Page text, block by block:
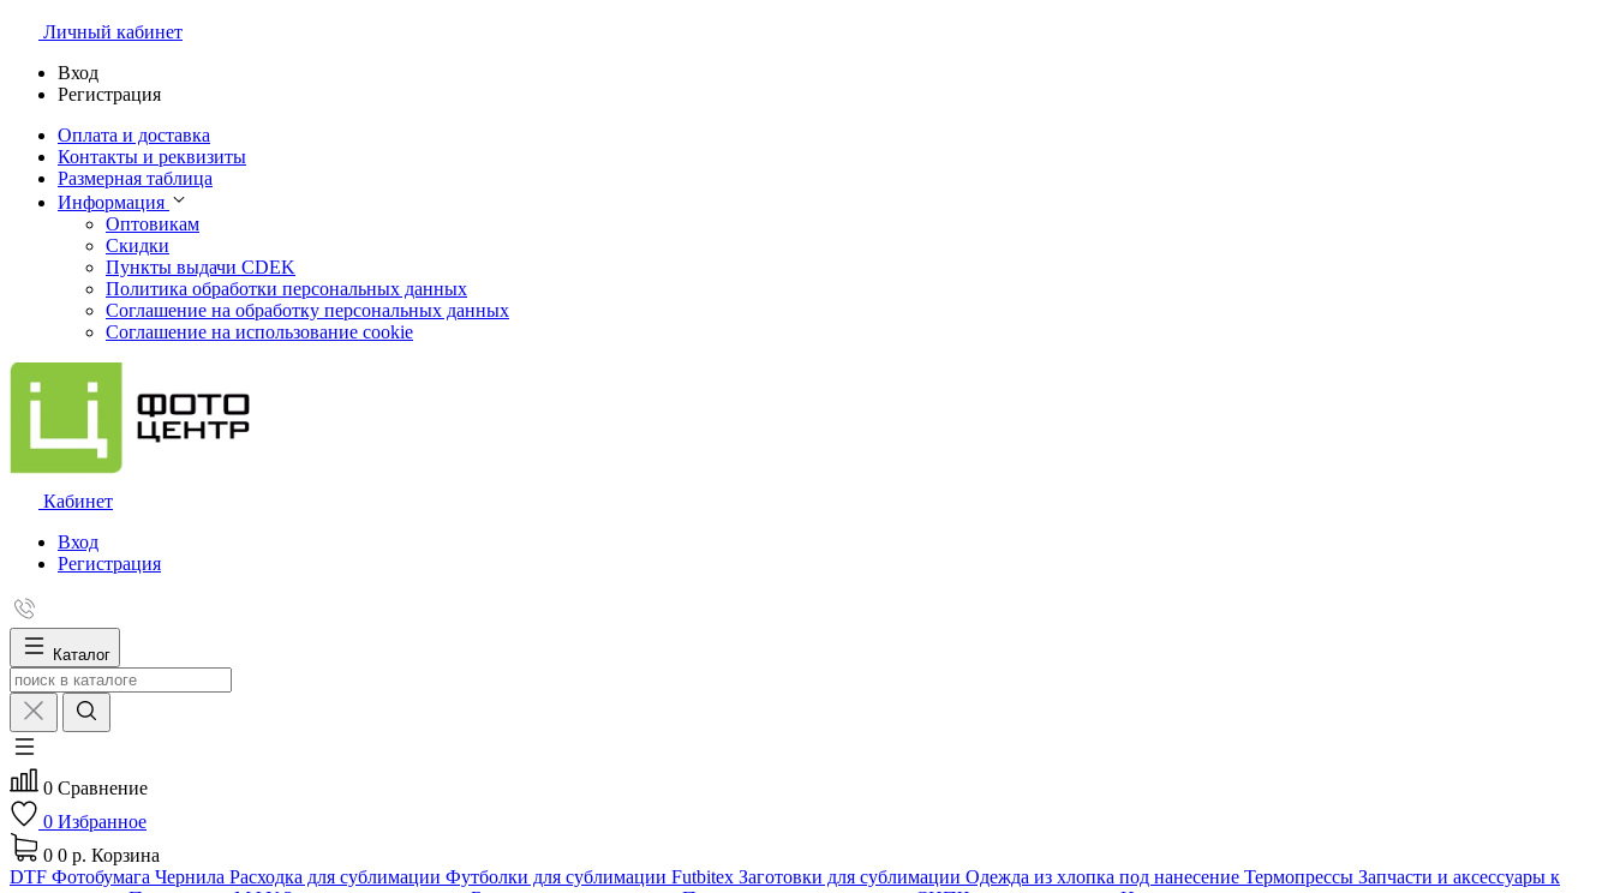
Личный кабинет
Вход
Регистрация
Оплата и доставка
Контакты и реквизиты
Размерная таблица
Информация
Оптовикам
Скидки
Пункты выдачи CDEK
Политика обработки персональных данных
Соглашение на обработку персональных данных
Соглашение на использование cookie
Кабинет
Вход
Регистрация
Каталог
0 Сравнение
0 Избранное
0 0 р. Корзина
DTF Фотобумага Чернила Расходка для сублимации Футболки для сублимации Futbitex Заготовки для сублимации Одежда из хлопка под нанесение Термопрессы Запчасти и аксессуары к